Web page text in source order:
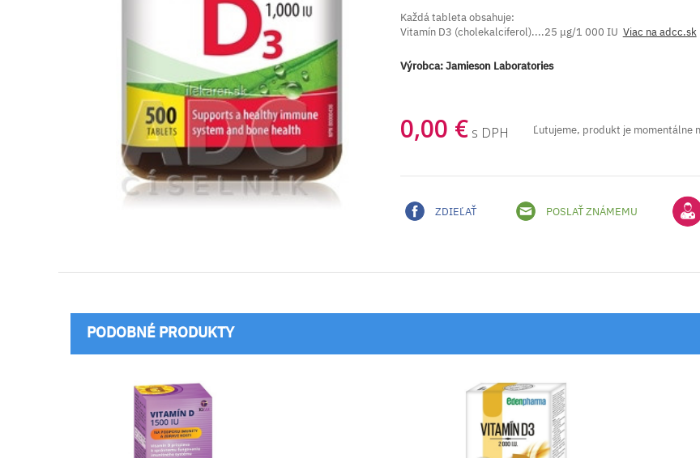
Každá tableta obsahuje:
Vitamín D3 (cholekalciferol)....25 μg/1 000 IU Viac na adcc.sk
Výrobca:Jamieson Laboratories
0,00 € s DPH Ľutujeme, produkt je momentálne
ZDIEĽAŤ POSLAŤ ZNÁMEMU
PODOBNÉ PRODUKTY